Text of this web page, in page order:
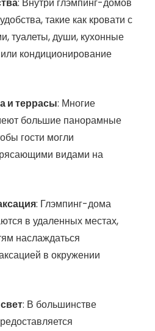
такие как кровати с
туалеты, души, кухонные
кондиционирование
и террасы: Многие
большие панорамные
гости могли
видами на
: Глэмпинг-дома
в удаленных местах,
наслаждаться
в окружении
: В большинстве